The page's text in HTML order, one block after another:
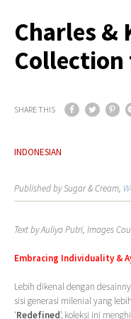
Charles &
Collection
SHARE THIS
INDONESIAN
Published by Sugar & Cream,
Text by Auliya Putri, Images
Embracing Individuality &
Lebih dikenal dengan
sisi generasi milenial yang
‘Redefined’, koleksi ini